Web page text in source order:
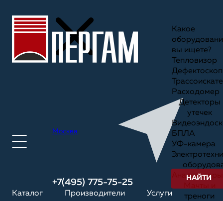
Москва
+7(495) 775-75-25
Каталог Производители Услуги
Какое
вы ищете?
Тепловизор
Дефектоскоп
Расходомер
Детекторы
утечек
БПЛА
УФ-камера
Анализаторы
треноги
НАЙТИ